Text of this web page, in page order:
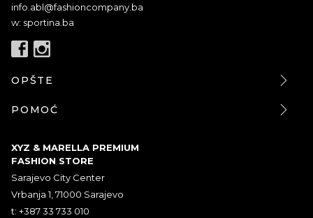
info.abl@fashioncompany.ba
w: sportina.ba
OPŠTE
POMOĆ
XYZ & MARELLA PREMIUM
FASHION STORE
Sarajevo City Center
Vrbanja 1, 71000 Sarajevo
t: +387 33 733 010